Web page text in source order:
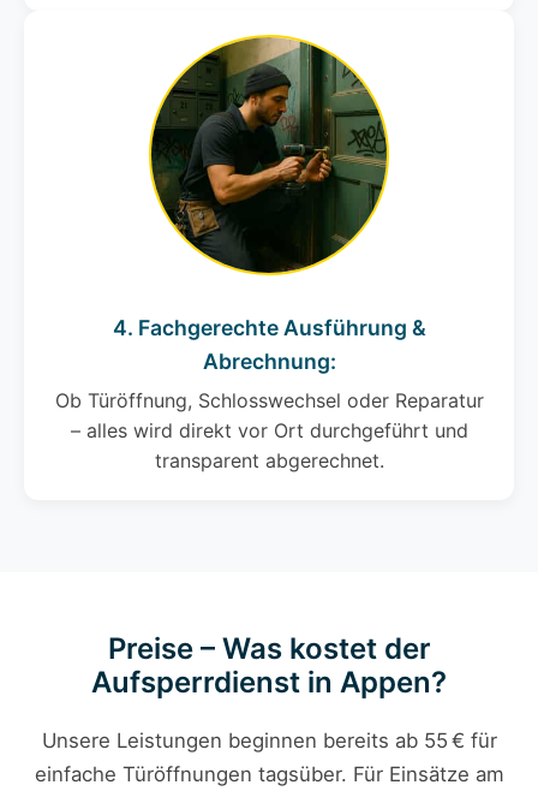
4. Fachgerechte Ausführung &
Abrechnung:
Ob Türöffnung, Schlosswechsel oder Reparatur
– alles wird direkt vor Ort durchgeführt und
transparent abgerechnet.
Preise – Was kostet der
Aufsperrdienst in Appen?
Unsere Leistungen beginnen bereits ab 55 € für
einfache Türöffnungen tagsüber. Für Einsätze am